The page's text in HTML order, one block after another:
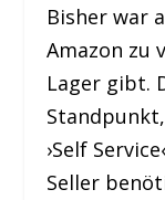
Bisher war
Amazon zu
Lager gibt.
›Self
Seller